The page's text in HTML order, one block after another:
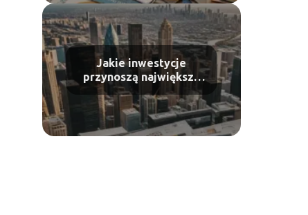
Jakie inwestycje
przynoszą największy
zysk?